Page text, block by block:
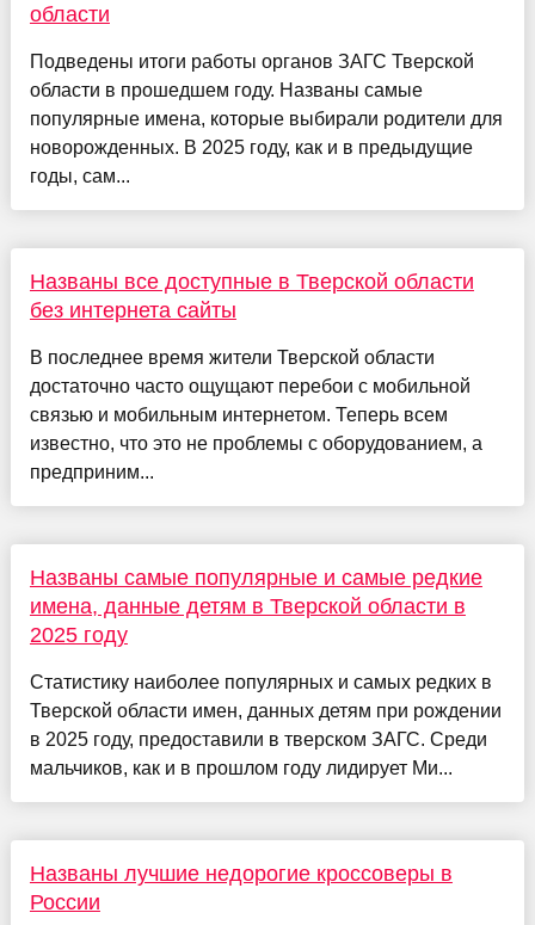
области
Подведены итоги работы органов ЗАГС Тверской
области в прошедшем году. Названы самые
популярные имена, которые выбирали родители для
новорожденных. В 2025 году, как и в предыдущие
годы, сам...
Названы все доступные в Тверской области
без интернета сайты
В последнее время жители Тверской области
достаточно часто ощущают перебои с мобильной
связью и мобильным интернетом. Теперь всем
известно, что это не проблемы с оборудованием, а
предприним...
Названы самые популярные и самые редкие
имена, данные детям в Тверской области в
2025 году
Статистику наиболее популярных и самых редких в
Тверской области имен, данных детям при рождении
в 2025 году, предоставили в тверском ЗАГС. Среди
мальчиков, как и в прошлом году лидирует Ми...
Названы лучшие недорогие кроссоверы в
России